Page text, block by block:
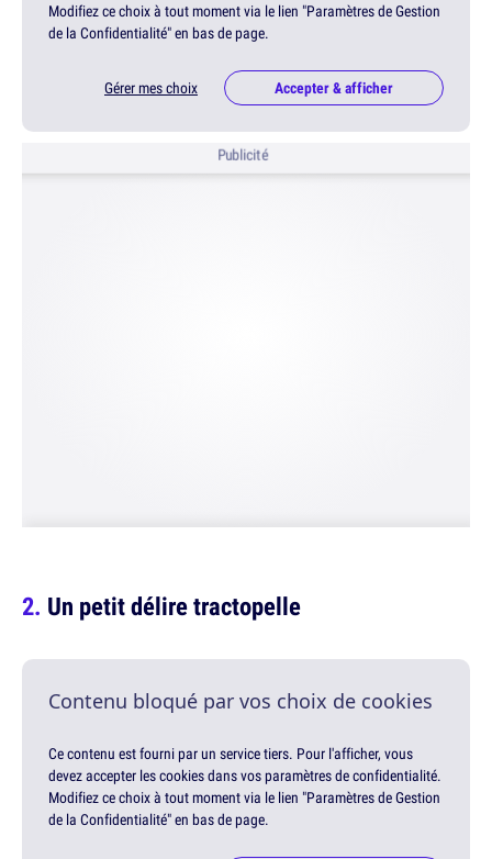
Modifiez ce choix à tout moment via le lien "Paramètres de Gestion
de la Confidentialité" en bas de page.
Gérer mes choix Accepter & afficher
Publicité
Un petit délire tractopelle
Contenu bloqué par vos choix de cookies
Ce contenu est fourni par un service tiers. Pour l'afficher, vous
devez accepter les cookies dans vos paramètres de confidentialité.
Modifiez ce choix à tout moment via le lien "Paramètres de Gestion
de la Confidentialité" en bas de page.